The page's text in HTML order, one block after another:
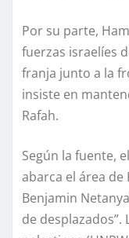
Por su parte,
fuerzas israelíes
franja junto a la
insiste en
Rafah.
Según la fuente,
abarca el área de
Benjamin
de desplazados”.